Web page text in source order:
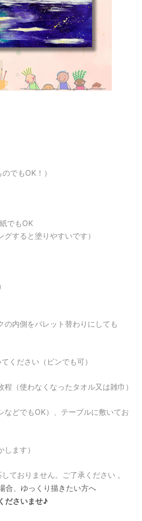
でもOK！）
でもOK
すると塗りやすいです）
の内側をパレット替わりにしても
ください（ビンでも可）
（使わなくなったタオル又は雑巾）
などでもOK）、テーブルに敷いてお
ます）
ておりません。ご了承ください 。
合、ゆっくり描きたい方へ
ださいませ♪